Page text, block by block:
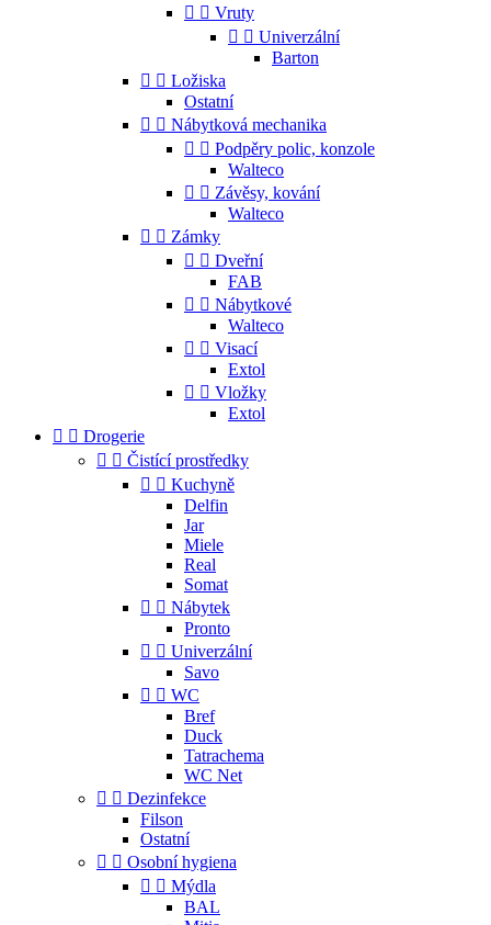
  Vruty
  Univerzální
Barton
  Ložiska
Ostatní
  Nábytková mechanika
  Podpěry polic, konzole
Walteco
  Závěsy, kování
Walteco
  Zámky
  Dveřní
FAB
  Nábytkové
Walteco
  Visací
Extol
  Vložky
Extol
  Drogerie
  Čistící prostředky
  Kuchyně
Delfin
Jar
Miele
Real
Somat
  Nábytek
Pronto
  Univerzální
Savo
  WC
Bref
Duck
Tatrachema
WC Net
  Dezinfekce
Filson
Ostatní
  Osobní hygiena
  Mýdla
BAL